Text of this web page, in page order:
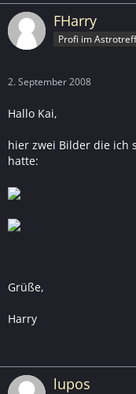
FHarry
Profi im Astrotreff
2. September 2008
Hallo Kai,
hier zwei Bilder die ich
hatte:
Grüße,
Harry
lupos